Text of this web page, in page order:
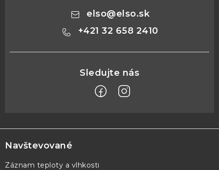
elso@elso.sk
+421 32 658 2410
á
p
ä
Navštevované
Záznam teploty a vlhkosti